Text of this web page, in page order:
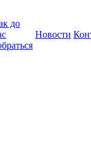
до
Новости